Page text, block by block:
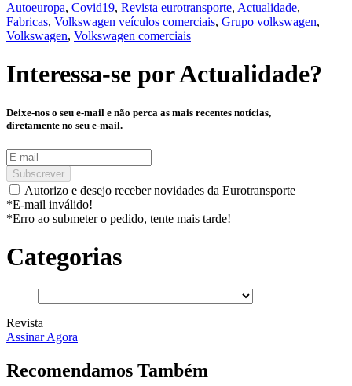
Autoeuropa, Covid19, Revista eurotransporte, Actualidade,
Fabricas, Volkswagen veículos comerciais, Grupo volkswagen,
Volkswagen, Volkswagen comerciais
Interessa-se porActualidade?
Deixe-nos o seu e-mail e não perca as mais recentes notícias,
diretamente no seu e-mail.
Subscrever
Autorizo e desejo receber novidades da Eurotransporte
*E-mail inválido!
*Erro ao submeter o pedido, tente mais tarde!
Categorias
Revista
Assinar Agora
Recomendamos Também